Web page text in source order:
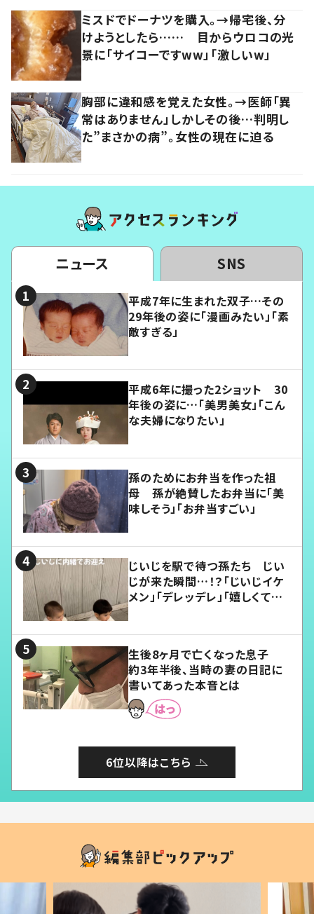
ミスドでドーナツを購入。→帰宅後、分
けようとしたら…… 目からウロコの光
景に「サイコーですww」「激しいw」
胸部に違和感を覚えた女性。→医師「異
常はありません」しかしその後…判明し
た”まさかの病”。女性の現在に迫る
ニュース SNS
平成7年に生まれた双子…その
29年後の姿に「漫画みたい」「素
敵すぎる」
平成6年に撮った2ショット 30
年後の姿に…「美男美女」「こん
な夫婦になりたい」
孫のためにお弁当を作った祖
母 孫が絶賛したお弁当に「美
味しそう」「お弁当すごい」
じいじを駅で待つ孫たち じい
じが来た瞬間…！？「じいじイケ
メン」「デレッデレ」「嬉しくて可
生後8ヶ月で亡くなった息子
約3年半後、当時の妻の日記に
書いてあった本音とは
6位以降はこちら